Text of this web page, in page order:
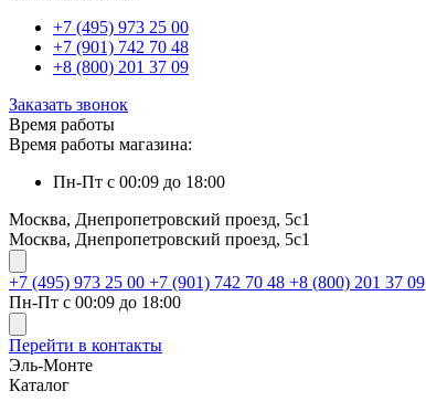
+7 (495) 973 25 00
+7 (901) 742 70 48
+8 (800) 201 37 09
Заказать звонок
Время работы
Время работы магазина:
Пн-Пт с 00:09 до 18:00
Москва, Днепропетровский проезд, 5с1
Москва, Днепропетровский проезд, 5с1
+7 (495) 973 25 00 +7 (901) 742 70 48 +8 (800) 201 37 09
Пн-Пт с 00:09 до 18:00
Перейти в контакты
Эль-Монте
Каталог